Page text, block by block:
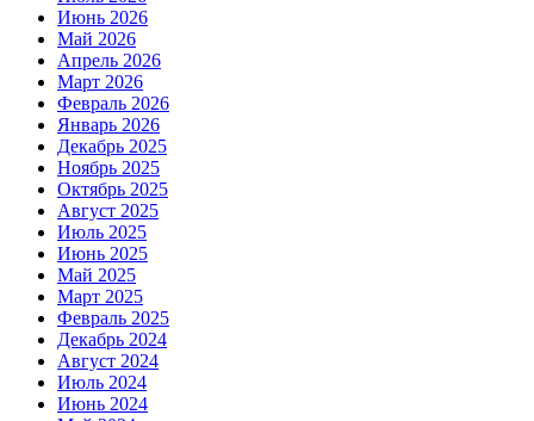
Июнь 2026
Май 2026
Апрель 2026
Март 2026
Февраль 2026
Январь 2026
Декабрь 2025
Ноябрь 2025
Октябрь 2025
Август 2025
Июль 2025
Июнь 2025
Май 2025
Март 2025
Февраль 2025
Декабрь 2024
Август 2024
Июль 2024
Июнь 2024